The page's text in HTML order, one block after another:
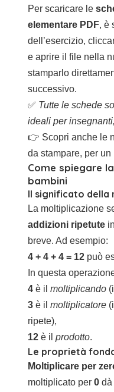
Per scaricare le
elementare PDF, è
dell’esercizio,
e aprire il file nella
stamparlo
successivo.
✅ Tutte le schede
ideali per
👉 Scopri anche le
da stampare, per un
Come spiegare
bambini
Il significato della
La moltiplicazione
addizioni ripetute
breve. Ad esempio:
4 + 4 + 4 = 12 può
In questa
4 è il moltiplicando
3 è il moltiplicatore
ripete),
12 è il prodotto.
Le proprietà
Moltiplicare per
moltiplicato per 0 dà